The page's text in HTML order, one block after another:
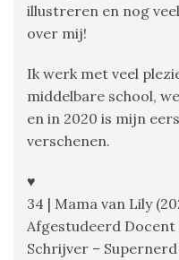
illustreren en nog
over mij!
Ik werk met veel
middelbare school,
en in 2020 is mijn
verschenen.
♥
34 | Mama van Lily
Afgestudeerd Docent
Schrijver –